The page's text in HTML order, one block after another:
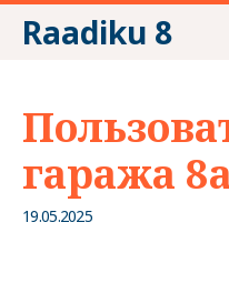
Raadiku 8
гаража
19.05.2025